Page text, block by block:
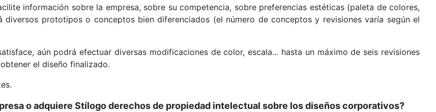
información sobre la empresa, sobre su competencia, sobre preferencias estéticas (paleta de colores,
prototipos o conceptos bien diferenciados (el número de conceptos y revisiones varía según el
aún podrá efectuar diversas modificaciones de color, escala... hasta un máximo de seis revisiones
el diseño finalizado.
o adquiere Stílogo derechos de propiedad intelectual sobre los diseños corporativos?